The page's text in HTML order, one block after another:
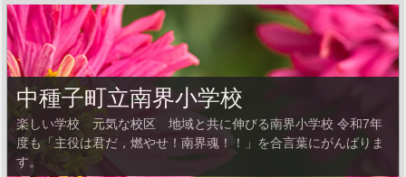
中種子町立南界小学校
楽しい学校 元気な校区 地域と共に伸びる南界小学校 令和7年
度も「主役は君だ，燃やせ！南界魂！！」を合言葉にがんばりま
す。